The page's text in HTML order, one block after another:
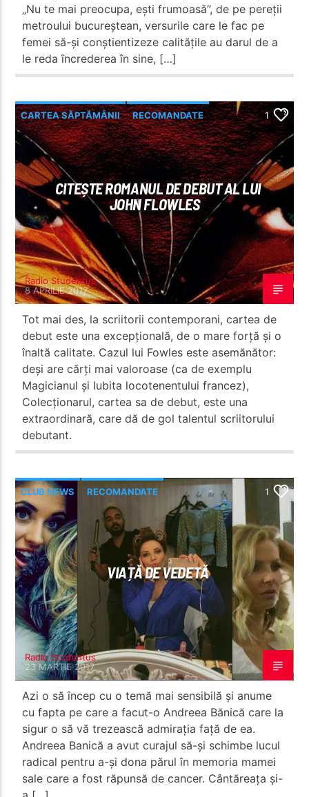
„Nu te mai preocupa, ești frumoasă”, de pe pereții
metroului bucureștean, versurile care le fac pe
femei să-și conștientizeze calitățile au darul de a
le reda încrederea în sine, […]
CARTEA SĂPTĂMÂNII RECOMANDATE 1
CITEȘTE ROMANUL DE DEBUT AL LUI
JOHN FLOWLES
Radio Studentus
8 APRILIE 2017
Tot mai des, la scriitorii contemporani, cartea de
debut este una excepțională, de o mare forță și o
înaltă calitate. Cazul lui Fowles este asemănător:
deși are cărți mai valoroase (ca de exemplu
Magicianul și Iubita locotenentului francez),
Colecționarul, cartea sa de debut, este una
extraordinară, care dă de gol talentul scriitorului
debutant.
CLUB NEWS RECOMANDATE 1
VIAȚĂ DE VEDETĂ
Radio Studentus
23 MARTIE 2017
Azi o să încep cu o temă mai sensibilă și anume
cu fapta pe care a facut-o Andreea Bănică care la
sigur o să vă trezească admirația față de ea.
Andreea Banică a avut curajul să-și schimbe lucul
radical pentru a-și dona părul în memoria mamei
sale care a fost răpunsă de cancer. Cântăreața și-